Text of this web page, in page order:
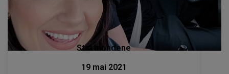
Stiri mondene
19 mai 2021